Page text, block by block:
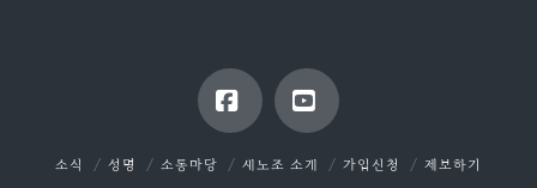
FacebookYouTube
소식 성명 소통마당 새노조 소개 가입신청 제보하기